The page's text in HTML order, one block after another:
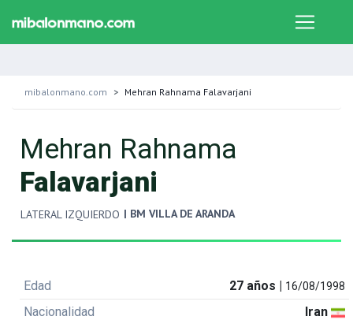
mibalonmano.com Mehran Rahnama Falavarjani
Mehran Rahnama
Falavarjani
LATERAL IZQUIERDO | BM VILLA DE ARANDA
Edad 27 años | 16/08/1998
Nacionalidad
Iran